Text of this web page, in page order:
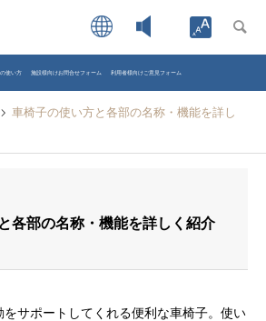
Open
使い方 施設様向けお問合せフォーム 利用者様向けご意見フォーム
車椅子の使い方と各部の名称・機能を詳し
各部の名称・機能を詳しく紹介
サポートしてくれる便利な車椅子。使い